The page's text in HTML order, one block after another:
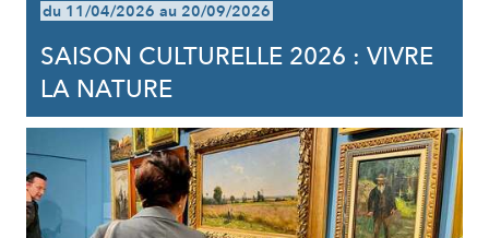
du 11/04/2026 au 20/09/2026
SAISON CULTURELLE 2026 : VIVRE
LA NATURE